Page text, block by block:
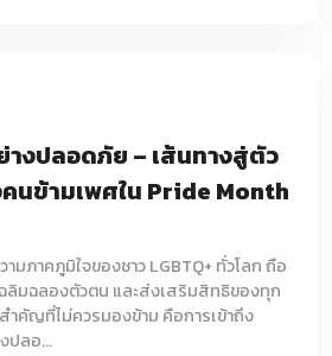
างปลอดภัย – เส้นทางสู่ตัว
นข้ามเพศใน Pride Month
มภาคภูมิใจของชาว LGBTQ+ ทั่วโลก ถือ
ฉลิมฉลองตัวตน และส่งเสริมสิทธิของทุก
ำคัญที่ไม่ควรมองข้าม คือการเข้าถึง
ปลอ...